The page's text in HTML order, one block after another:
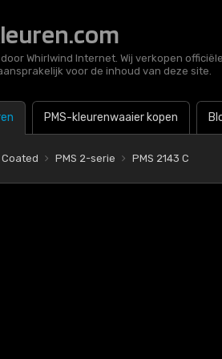
Whirlwind Internet. Wij verkopen
voor de inhoud van deze site.
PMS-kleurenwaaier kopen
Coated PMS 2-serie PMS 2143 C